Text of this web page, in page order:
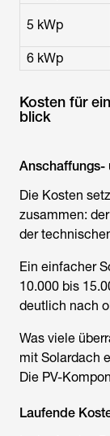
5 kWp
6 kWp
Kosten für
blick
Anschaffungs-
Die Kosten
zusammen:
der
Ein einfacher
10.000 bis
deutlich nach
Was viele
mit Solardach
Die PV-
Laufende